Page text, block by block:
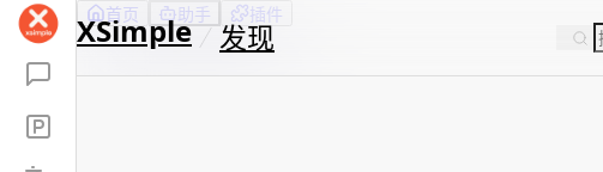
XSimple 发现
首页 助手 插件